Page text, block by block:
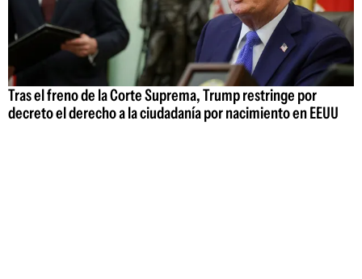
Tras el freno de la Corte Suprema, Trump restringe por
decreto el derecho a la ciudadanía por nacimiento en EEUU